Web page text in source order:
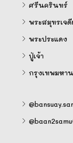
ศรีนครินทร์
พระสมุทรเจดี
พระประแดง
ปู่เจ้า
กรุงเทพมหา